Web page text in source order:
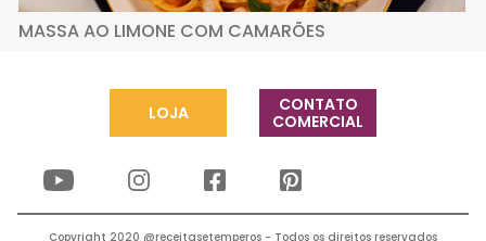
MASSA AO LIMONE COM CAMARÕES
LOJA
CONTATO
COMERCIAL
Copyright 2020 @receitasetemperos - Todos os direitos reservados